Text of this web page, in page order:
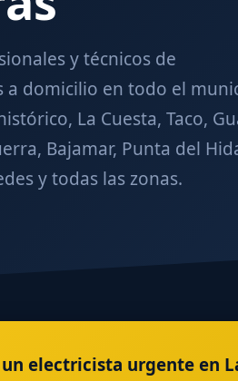
y técnicos de
domicilio en todo el
La Cuesta, Taco,
Bajamar, Punta del
y todas las zonas.
electricista urgente en